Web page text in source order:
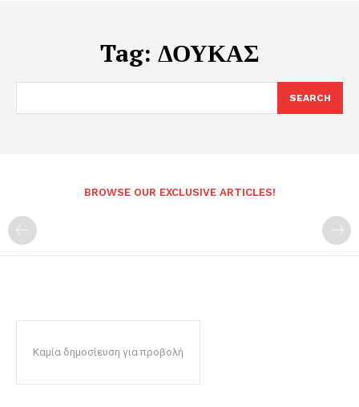
Tag: ΔΟΥΚΑΣ
SEARCH
BROWSE OUR EXCLUSIVE ARTICLES!
Καμία δημοσίευση για προβολή